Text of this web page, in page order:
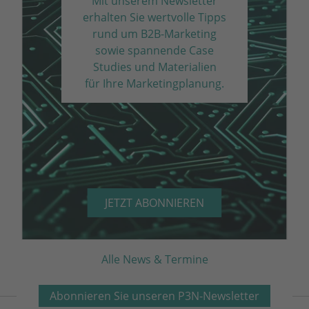
erhalten Sie wertvolle Tipps
rund um B2B-Marketing
sowie spannende Case
Studies und Materialien
für Ihre Marketing­planung.
JETZT ABONNIEREN
Alle News & Termine
Abonnieren Sie unseren P3N-Newsletter